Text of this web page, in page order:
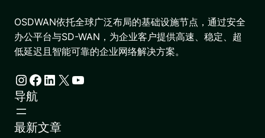
OSDWAN依托全球广泛布局的基础设施节点，通过安全
办公平台与SD-WAN，为企业客户提供高速、稳定、超
低延迟且智能可靠的企业网络解决方案。
Instagram Facebook LinkedIn X YouTube
导航
最新文章